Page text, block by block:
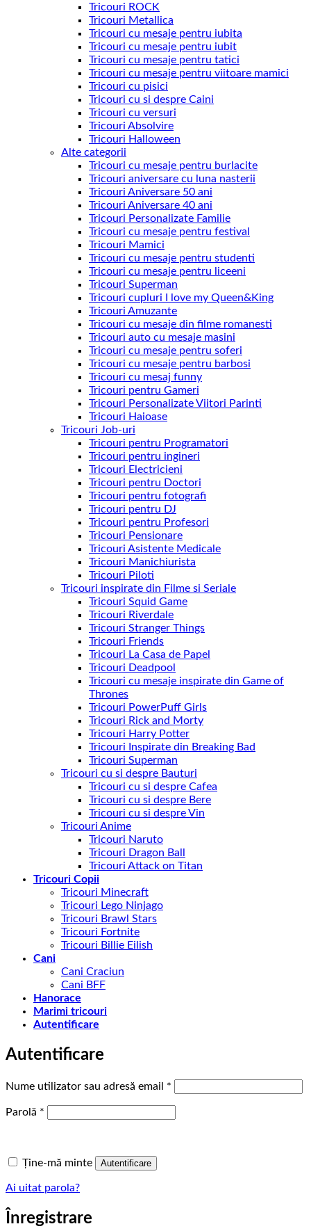
Tricouri ROCK
Tricouri Metallica
Tricouri cu mesaje pentru iubita
Tricouri cu mesaje pentru iubit
Tricouri cu mesaje pentru tatici
Tricouri cu mesaje pentru viitoare mamici
Tricouri cu pisici
Tricouri cu si despre Caini
Tricouri cu versuri
Tricouri Absolvire
Tricouri Halloween
Alte categorii
Tricouri cu mesaje pentru burlacite
Tricouri aniversare cu luna nasterii
Tricouri Aniversare 50 ani
Tricouri Aniversare 40 ani
Tricouri Personalizate Familie
Tricouri cu mesaje pentru festival
Tricouri Mamici
Tricouri cu mesaje pentru studenti
Tricouri cu mesaje pentru liceeni
Tricouri Superman
Tricouri cupluri I love my Queen&King
Tricouri Amuzante
Tricouri cu mesaje din filme romanesti
Tricouri auto cu mesaje masini
Tricouri cu mesaje pentru soferi
Tricouri cu mesaje pentru barbosi
Tricouri cu mesaj funny
Tricouri pentru Gameri
Tricouri Personalizate Viitori Parinti
Tricouri Haioase
Tricouri Job-uri
Tricouri pentru Programatori
Tricouri pentru ingineri
Tricouri Electricieni
Tricouri pentru Doctori
Tricouri pentru fotografi
Tricouri pentru DJ
Tricouri pentru Profesori
Tricouri Pensionare
Tricouri Asistente Medicale
Tricouri Manichiurista
Tricouri Piloti
Tricouri inspirate din Filme si Seriale
Tricouri Squid Game
Tricouri Riverdale
Tricouri Stranger Things
Tricouri Friends
Tricouri La Casa de Papel
Tricouri Deadpool
Tricouri cu mesaje inspirate din Game of
Thrones
Tricouri PowerPuff Girls
Tricouri Rick and Morty
Tricouri Harry Potter
Tricouri Inspirate din Breaking Bad
Tricouri Superman
Tricouri cu si despre Bauturi
Tricouri cu si despre Cafea
Tricouri cu si despre Bere
Tricouri cu si despre Vin
Tricouri Anime
Tricouri Naruto
Tricouri Dragon Ball
Tricouri Attack on Titan
Tricouri Copii
Tricouri Minecraft
Tricouri Lego Ninjago
Tricouri Brawl Stars
Tricouri Fortnite
Tricouri Billie Eilish
Cani
Cani Craciun
Cani BFF
Hanorace
Marimi tricouri
Autentificare
Autentificare
Nume utilizator sau adresă email *
Parolă *
Ține-mă minte Autentificare
Ai uitat parola?
Înregistrare